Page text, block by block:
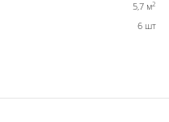
5,7 м2
6 шт